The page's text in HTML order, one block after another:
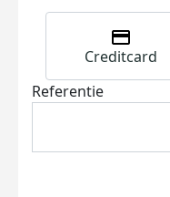
Creditcard
Referentie